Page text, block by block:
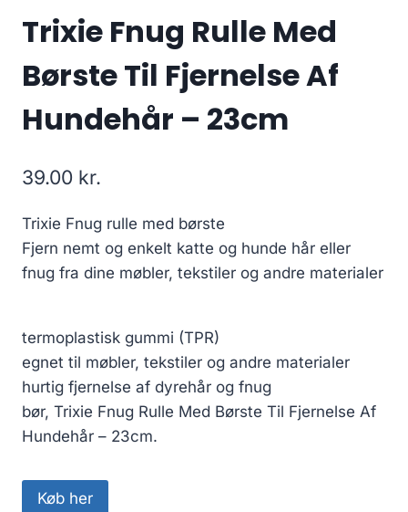
Trixie Fnug Rulle Med
Børste Til Fjernelse Af
Hundehår – 23cm
39.00 kr.
Trixie Fnug rulle med børste
Fjern nemt og enkelt katte og hunde hår eller
fnug fra dine møbler, tekstiler og andre materialer
termoplastisk gummi (TPR)
egnet til møbler, tekstiler og andre materialer
hurtig fjernelse af dyrehår og fnug
bør, Trixie Fnug Rulle Med Børste Til Fjernelse Af
Hundehår – 23cm.
Køb her